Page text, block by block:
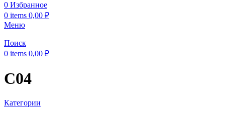
0 Избранное
0 items 0,00 ₽
Меню
Поиск
0 items 0,00 ₽
С04
Категории